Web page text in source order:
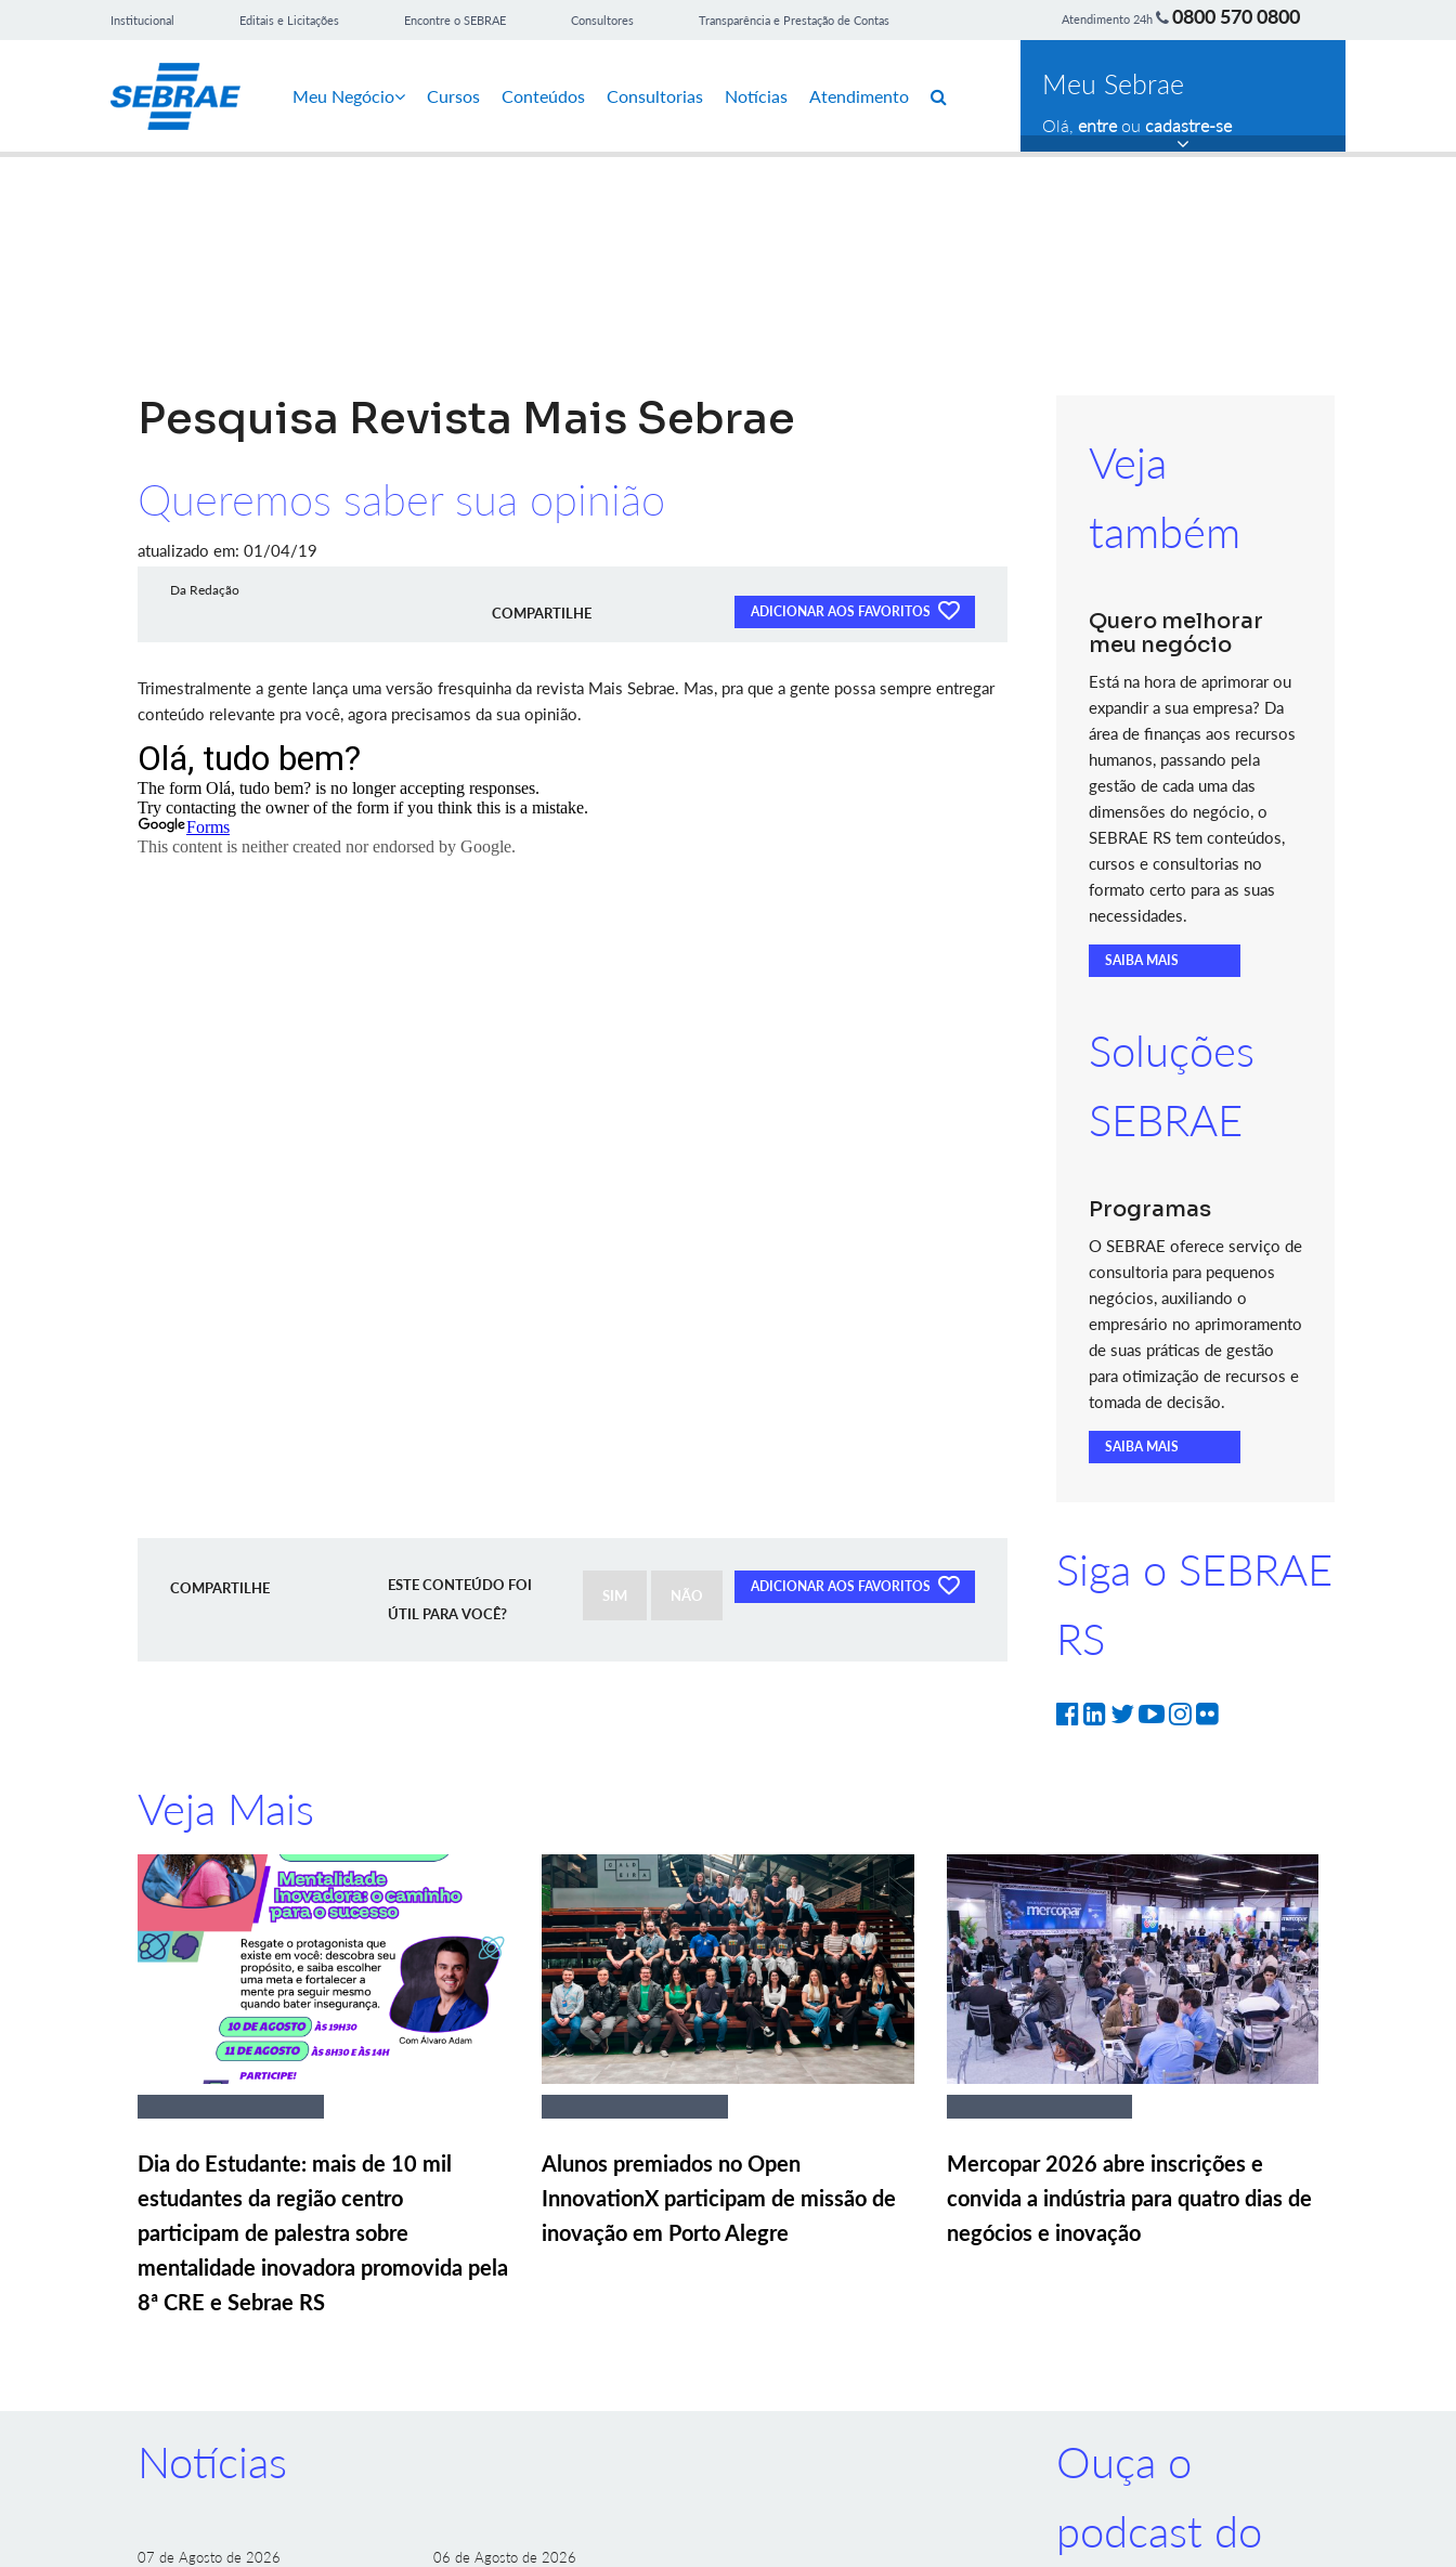
Institucional Editais e Licitações Encontre o SEBRAE Consultores Transparência e Prestação de Contas Atendimento 24h 0800 570 0800
Meu Negócio Cursos Conteúdos Consultorias Notícias Atendimento Meu Sebrae
Olá, entreou cadastre-se
Pesquisa Revista Mais Sebrae
Queremos saber sua opinião
atualizado em: 01/04/19
Da Redação
COMPARTILHE ADICIONAR AOS FAVORITOS
Trimestralmente a gente lança uma versão fresquinha da revista Mais Sebrae. Mas, pra que a gente possa sempre entregar
conteúdo relevante pra você, agora precisamos da sua opinião.
COMPARTILHE ADICIONAR AOS FAVORITOS
ESTE CONTEÚDO FOI
ÚTIL PARA VOCÊ?
SIM NÃO
Veja
também
Quero melhorar
meu negócio
Está na hora de aprimorar ou
expandir a sua empresa? Da
área de finanças aos recursos
humanos, passando pela
gestão de cada uma das
dimensões do negócio, o
SEBRAE RS tem conteúdos,
cursos e consultorias no
formato certo para as suas
necessidades.
SAIBA MAIS
Soluções
SEBRAE
Programas
O SEBRAE oferece serviço de
consultoria para pequenos
negócios, auxiliando o
empresário no aprimoramento
de suas práticas de gestão
para otimização de recursos e
tomada de decisão.
SAIBA MAIS
Siga o SEBRAE
RS
Veja Mais
Dia do Estudante: mais de 10 mil
estudantes da região centro
participam de palestra sobre
mentalidade inovadora promovida pela
8ª CRE e Sebrae RS
Alunos premiados no Open
InnovationX participam de missão de
inovação em Porto Alegre
Mercopar 2026 abre inscrições e
convida a indústria para quatro dias de
negócios e inovação
Notícias
07 de Agosto de 2026 06 de Agosto de 2026
Ouça o
podcast do